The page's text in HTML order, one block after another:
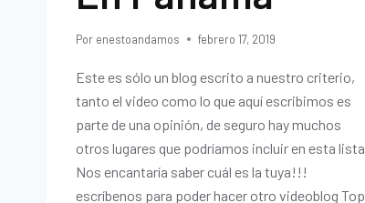
Por enestoandamos febrero 17, 2019
Este es sólo un blog escrito a nuestro criterio,
tanto el video como lo que aquí escribimos es
parte de una opinión, de seguro hay muchos
otros lugares que podríamos incluir en esta lista.
Nos encantaría saber cuál es la tuya!!!
escríbenos para poder hacer otro videoblog Top